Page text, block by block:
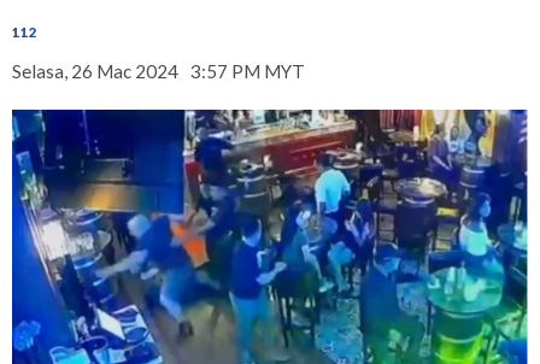
112
Selasa, 26 Mac 2024 3:57 PM MYT